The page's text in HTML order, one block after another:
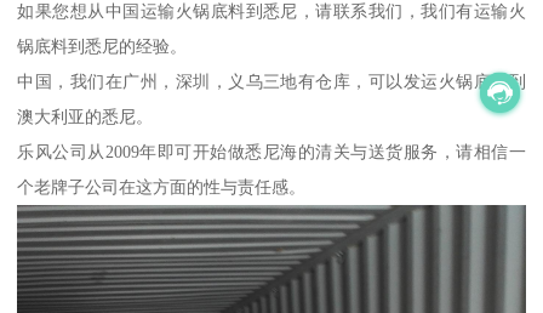
如果您想从中国运输火锅底料到悉尼，请联系我们，我们有运输火
锅底料到悉尼的经验。
中国，我们在广州，深圳，义乌三地有仓库，可以发运火锅底料到
澳大利亚的悉尼。
乐风公司从2009年即可开始做悉尼海的清关与送货服务，请相信一
个老牌子公司在这方面的性与责任感。